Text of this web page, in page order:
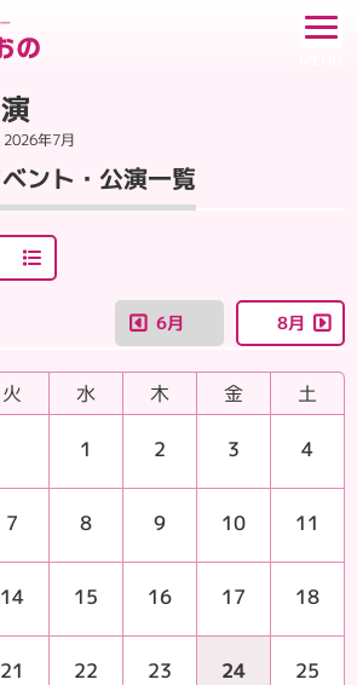
2026年7月
ント・公演一覧
6月 8月
火 水 木 金 土
1 2 3 4
7 8 9 10 11
14 15 16 17 18
21 22 23 24 25